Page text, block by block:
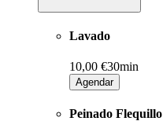
Lavado
10,00 €30min
Agendar
Peinado Flequillo